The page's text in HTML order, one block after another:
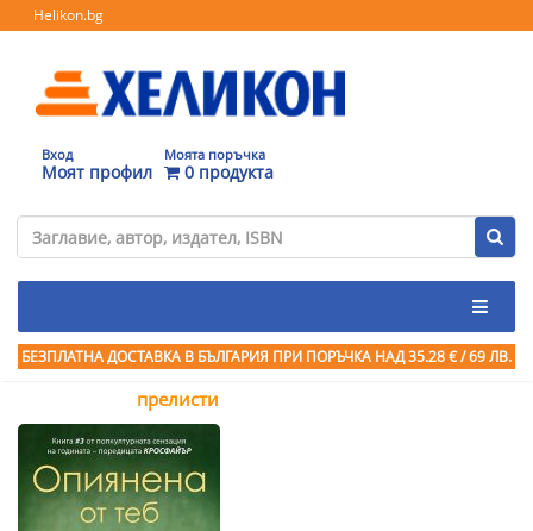
Helikon.bg
Вход
Моят профил
Моята поръчка
0 продукта
БЕЗПЛАТНА ДОСТАВКА В БЪЛГАРИЯ ПРИ ПОРЪЧКА НАД 35.28 € / 69 ЛВ.
прелисти